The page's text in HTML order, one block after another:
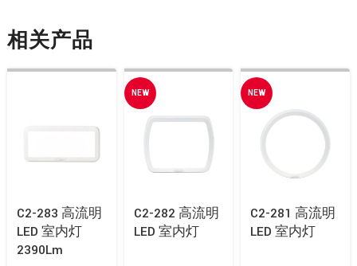
相关产品
C2-283 高流明
LED 室内灯
2390Lm
NEW
C2-282 高流明
LED 室内灯
NEW
C2-281 高流明
LED 室内灯